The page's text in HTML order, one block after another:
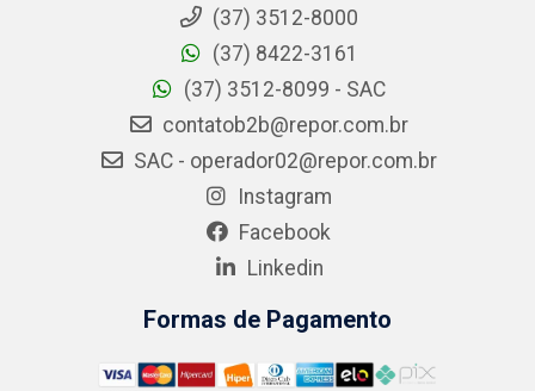
(37) 3512-8000
(37) 8422-3161
(37) 3512-8099 - SAC
contatob2b@repor.com.br
SAC - operador02@repor.com.br
Instagram
Facebook
Linkedin
Formas de Pagamento